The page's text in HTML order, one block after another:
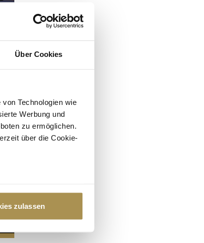
Über Cookies
Technologien wie
Werbung und
zu ermöglichen.
über die Cookie-
im
zulassen